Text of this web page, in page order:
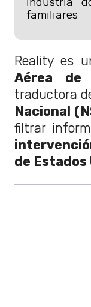
familiares
Reality es
Aérea de
traductora
Nacional
filtrar
de Estados